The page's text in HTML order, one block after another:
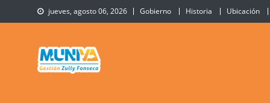
to
jueves, agosto 06, 2026 Gobierno Historia Ubicación
Municipalidad de Villa